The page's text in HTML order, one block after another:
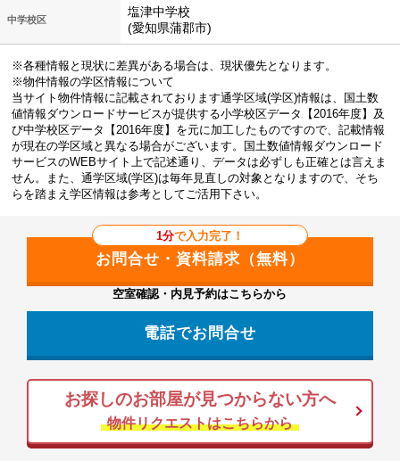
中学校区
塩津中学校
(愛知県蒲郡市)
※各種情報と現状に差異がある場合は、現状優先となります。
※物件情報の学区情報について
当サイト物件情報に記載されております通学区域(学区)情報は、国土数
値情報ダウンロードサービスが提供する小学校区データ【2016年度】及
び中学校区データ【2016年度】を元に加工したものですので、記載情報
が現在の学区域と異なる場合がございます。国土数値情報ダウンロード
サービスのWEBサイト上で記述通り、データは必ずしも正確とは言えま
せん。また、通学区域(学区)は毎年見直しの対象となりますので、そち
らを踏まえ学区情報は参考としてご活用下さい。
1分で入力完了！
空室確認・内見予約はこちらから
電話でお問合せ
お探しのお部屋が見つからない方へ
物件リクエストはこちらから